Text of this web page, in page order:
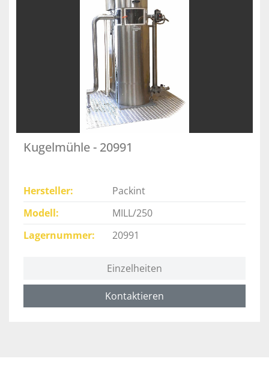
Kugelmühle - 20991
Hersteller
Packint
Modell
MILL/250
Lagernummer
20991
Einzelheiten
Kontaktieren